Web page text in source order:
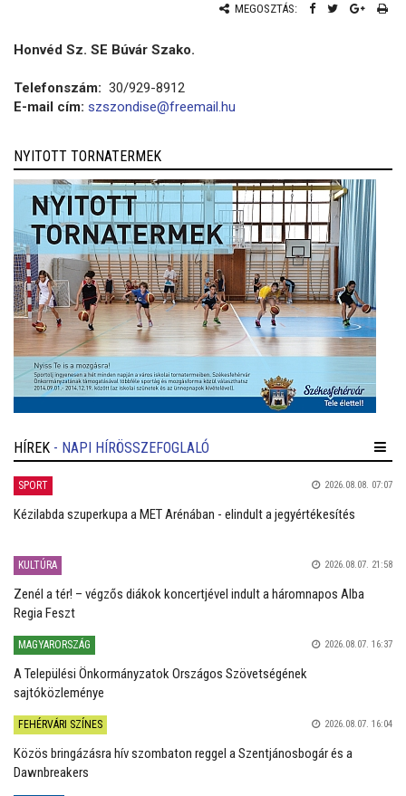
MEGOSZTÁS:
Honvéd Sz. SE Búvár Szako.
Telefonszám: 30/929-8912
E-mail cím: szszondise@freemail.hu
NYITOTT TORNATERMEK
HÍREK - NAPI HÍRÖSSZEFOGLALÓ
SPORT 2026.08.08. 07:07
Kézilabda szuperkupa a MET Arénában - elindult a jegyértékesítés
KULTÚRA 2026.08.07. 21:58
Zenél a tér! – végzős diákok koncertjével indult a háromnapos Alba
Regia Feszt
MAGYARORSZÁG 2026.08.07. 16:37
A Települési Önkormányzatok Országos Szövetségének
sajtóközleménye
FEHÉRVÁRI SZÍNES 2026.08.07. 16:04
Közös bringázásra hív szombaton reggel a Szentjánosbogár és a
Dawnbreakers